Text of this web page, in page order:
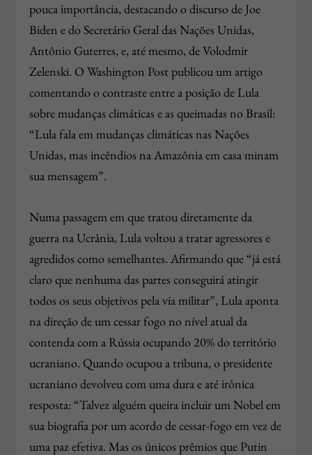
pouca importância, destacando o discurso de Joe
Biden e do Secretário Geral das Nações Unidas,
Antônio Guterres, e, até mesmo, de Volodmir
Zelenski. O Washington Post publicou um artigo
comentando o contraste entre a posição de Lula
sobre mudanças climáticas e as queimadas no Brasil:
“Lula fala em mudanças climáticas nas Nações
Unidas, mas incêndios na Amazônia em casa minam
sua mensagem”.
Numa passagem em que tratou diretamente da
guerra na Ucrânia, Lula voltou a tratar agressores e
agredidos como semelhantes. Afirmando que “já está
claro que nenhuma das partes conseguirá atingir
todos os seus objetivos pela via militar”, Lula aponta
na direção de um cessar fogo no nível atual da
contenda com a Rússia ocupando 20% do território
ucraniano. Quando ocupou a tribuna, o presidente
ucraniano devolveu com uma dura e até irônica
resposta: “Talvez alguém queira incluir um Nobel em
sua biografia por um acordo de cessar-fogo em vez de
uma paz efetiva. Mas os únicos prêmios que Putin